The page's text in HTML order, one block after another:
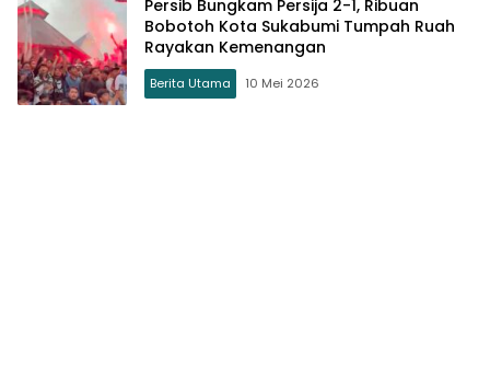
Persib Bungkam Persija 2-1, Ribuan
Bobotoh Kota Sukabumi Tumpah Ruah
Rayakan Kemenangan
Berita Utama 10 Mei 2026